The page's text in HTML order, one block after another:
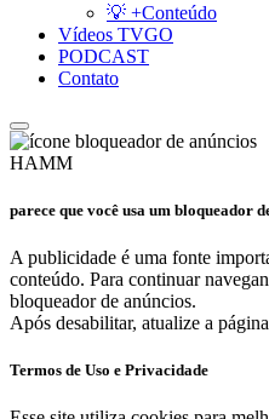
💡 +Conteúdo
Vídeos TVGO
PODCAST
Contato
HAMM
parece que você usa um bloqueador
A publicidade é uma fonte
conteúdo. Para continuar
bloqueador de anúncios.
Após desabilitar, atualize a
Termos de Uso e Privacidade